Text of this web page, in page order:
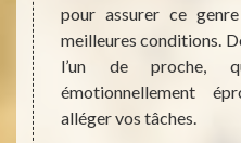
peut
de
pour assurer ce
meilleures conditions.
l’un de proche,
émotionnellement
alléger vos tâches.